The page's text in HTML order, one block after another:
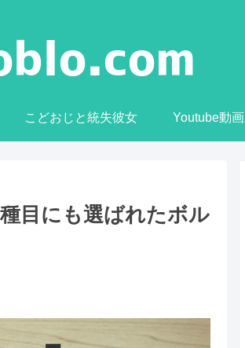
こどおじと統失彼女 Youtube動画
目にも選ばれたボル